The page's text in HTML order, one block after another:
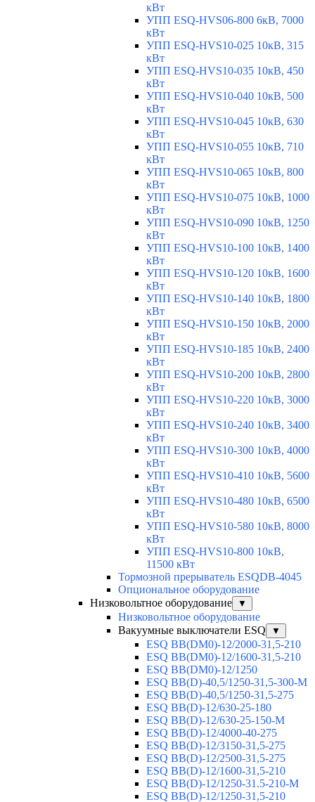
кВт
УПП ESQ-HVS06-800 6кВ, 7000
кВт
УПП ESQ-HVS10-025 10кВ, 315
кВт
УПП ESQ-HVS10-035 10кВ, 450
кВт
УПП ESQ-HVS10-040 10кВ, 500
кВт
УПП ESQ-HVS10-045 10кВ, 630
кВт
УПП ESQ-HVS10-055 10кВ, 710
кВт
УПП ESQ-HVS10-065 10кВ, 800
кВт
УПП ESQ-HVS10-075 10кВ, 1000
кВт
УПП ESQ-HVS10-090 10кВ, 1250
кВт
УПП ESQ-HVS10-100 10кВ, 1400
кВт
УПП ESQ-HVS10-120 10кВ, 1600
кВт
УПП ESQ-HVS10-140 10кВ, 1800
кВт
УПП ESQ-HVS10-150 10кВ, 2000
кВт
УПП ESQ-HVS10-185 10кВ, 2400
кВт
УПП ESQ-HVS10-200 10кВ, 2800
кВт
УПП ESQ-HVS10-220 10кВ, 3000
кВт
УПП ESQ-HVS10-240 10кВ, 3400
кВт
УПП ESQ-HVS10-300 10кВ, 4000
кВт
УПП ESQ-HVS10-410 10кВ, 5600
кВт
УПП ESQ-HVS10-480 10кВ, 6500
кВт
УПП ESQ-HVS10-580 10кВ, 8000
кВт
УПП ESQ-HVS10-800 10кВ,
11500 кВт
Тормозной прерыватель ESQDB-4045
Опциональное оборудование
Низковольтное оборудование
▼
Низковольтное оборудование
Вакуумные выключатели ESQ
▼
ESQ ВВ(DM0)-12/2000-31,5-210
ESQ ВВ(DM0)-12/1600-31,5-210
ESQ ВВ(DM0)-12/1250
ESQ ВВ(D)-40,5/1250-31,5-300-М
ESQ ВВ(D)-40,5/1250-31,5-275
ESQ ВВ(D)-12/630-25-180
ESQ ВВ(D)-12/630-25-150-М
ESQ ВВ(D)-12/4000-40-275
ESQ ВВ(D)-12/3150-31,5-275
ESQ ВВ(D)-12/2500-31,5-275
ESQ ВВ(D)-12/1600-31,5-210
ESQ ВВ(D)-12/1250-31.5-210-М
ESQ ВВ(D)-12/1250-31,5-210